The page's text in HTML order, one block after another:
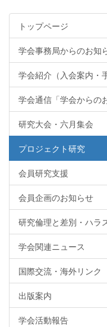
トップページ
学会事務局からのお知
学会紹介（入会案内・
学会通信「学会からの
研究大会・六月集会
プロジェクト研究
会員研究支援
会員企画のお知らせ
研究倫理と差別・ハラ
学会関連ニュース
国際交流・海外リンク
出版案内
学会活動報告